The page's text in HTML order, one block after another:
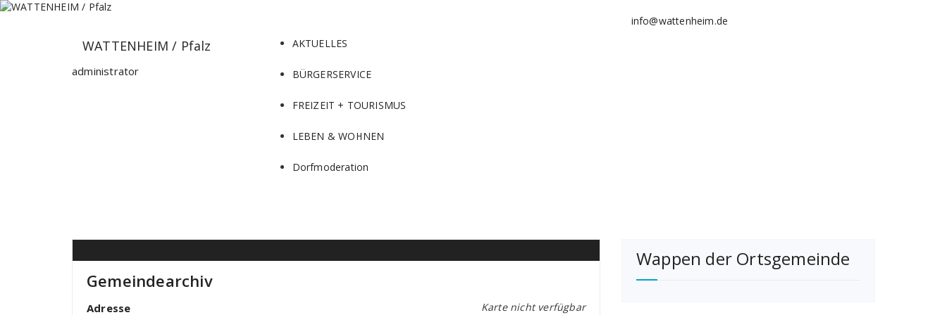
Zum
info@wattenheim.de
WATTENHEIM / Pfalz
administrator
AKTUELLES
BÜRGERSERVICE
FREIZEIT + TOURISMUS
LEBEN & WOHNEN
Dorfmoderation
Gemeindearchiv
Karte nicht verfügbar
Adresse
Wappen der Ortsgemeinde